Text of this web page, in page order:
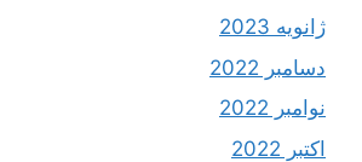
ژانویه 2023
دسامبر 2022
نوامبر 2022
اکتبر 2022